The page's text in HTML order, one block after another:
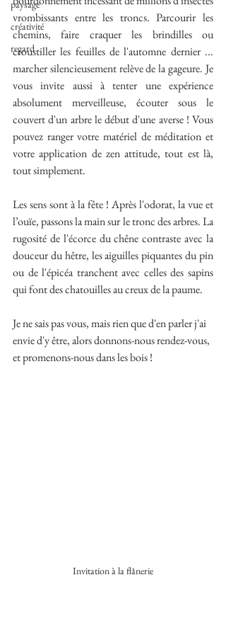
paysage
créativité
regard
vrombissants entre les troncs. Parcourir les
chemins, faire craquer les brindilles ou
croustiller les feuilles de l'automne dernier ...
marcher silencieusement relève de la gageure. Je
vous invite aussi à tenter une expérience
absolument merveilleuse, écouter sous le
couvert d'un arbre le début d'une averse ! Vous
pouvez ranger votre matériel de méditation et
votre application de zen attitude, tout est là,
tout simplement.
Les sens sont à la fête ! Après l'odorat, la vue et
l’ouïe, passons la main sur le tronc des arbres. La
rugosité de l'écorce du chêne contraste avec la
douceur du hêtre, les aiguilles piquantes du pin
ou de l'épicéa tranchent avec celles des sapins
qui font des chatouilles au creux de la paume.
Je ne sais pas vous, mais rien que d'en parler j'ai
envie d'y être, alors donnons-nous rendez-vous,
et promenons-nous dans les bois !
Invitation à la flânerie